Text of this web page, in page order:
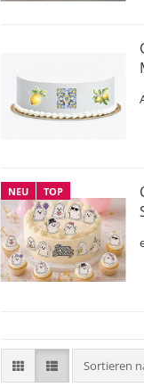
NEU TOP
Sortieren
Sortieren